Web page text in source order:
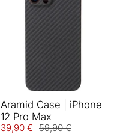
Aramid Case | iPhone
12 Pro Max
39,90 € 59,90 €